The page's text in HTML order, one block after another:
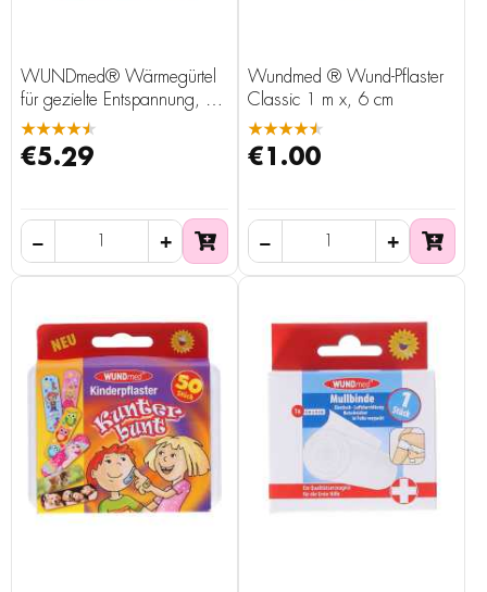
WUNDmed® Wärmegürtel
für gezielte Entspannung, mit
4 Pads
★★★★★
€5.29
Wundmed ® Wund-Pflaster
Classic 1 m x, 6 cm
★★★★★
€1.00